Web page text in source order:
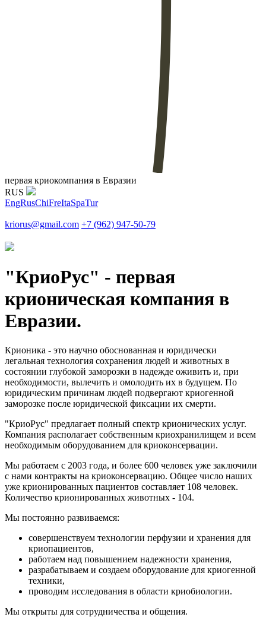
первая криокомпания в Евразии
RUS
EngRusChiFreItaSpaTur
kriorus@gmail.com +7 (962) 947-50-79
"КриоРус" - первая
крионическая компания в
Евразии.
Крионика - это научно обоснованная и юридически
легальная технология сохранения людей и животных в
состоянии глубокой заморозки в надежде оживить и, при
необходимости, вылечить и омолодить их в будущем. По
юридическим причинам людей подвергают криогенной
заморозке после юридической фиксации их смерти.
"КриоРус" предлагает полный спектр крионических услуг.
Компания располагает собственным криохранилищем и всем
необходимым оборудованием для криоконсервации.
Мы работаем с 2003 года, и более 600 человек уже заключили
с нами контракты на криоконсервацию. Общее число наших
уже крионированных пациентов составляет 108 человек.
Количество крионированных животных - 104.
Мы постоянно развиваемся:
совершенствуем технологии перфузии и хранения для
криопациентов,
работаем над повышением надежности хранения,
разрабатываем и создаем оборудование для криогенной
техники,
проводим исследования в области криобиологии.
Мы открыты для сотрудничества и общения.